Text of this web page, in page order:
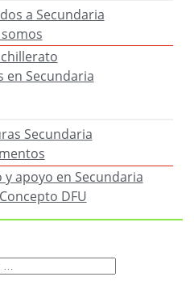
a Secundaria
en Secundaria
Secundaria
y apoyo en Secundaria
DFU